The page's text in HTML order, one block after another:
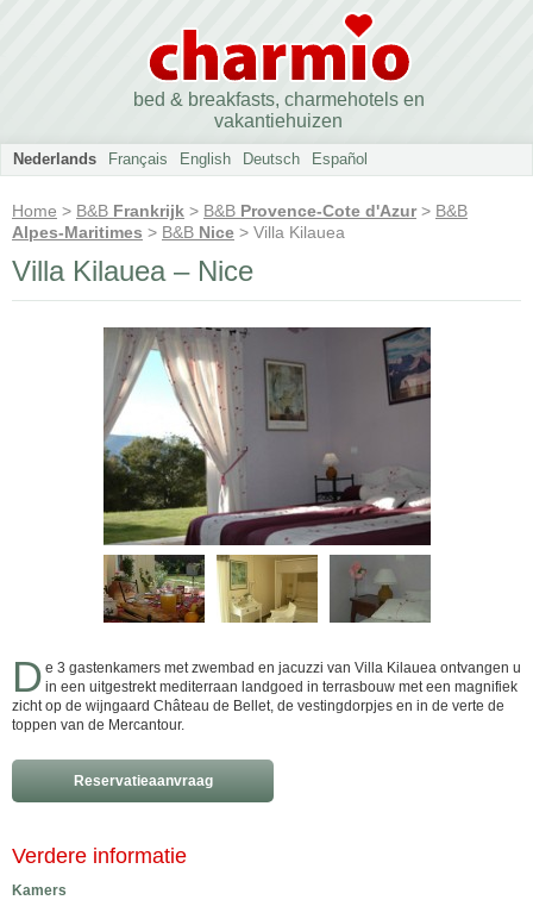
bed & breakfasts, charmehotels en
vakantiehuizen
Nederlands Français English Deutsch Español
Home > B&B Frankrijk > B&B Provence-Cote d'Azur> B&B
Alpes-Maritimes > B&B Nice > Villa Kilauea
Villa Kilauea – Nice
D e 3 gastenkamers met zwembad en jacuzzi van Villa Kilauea ontvangen u
in een uitgestrekt mediterraan landgoed in terrasbouw met een magnifiek
zicht op de wijngaard Château de Bellet, de vestingdorpjes en in de verte de
toppen van de Mercantour.
Reservatieaanvraag
Verdere informatie
Kamers